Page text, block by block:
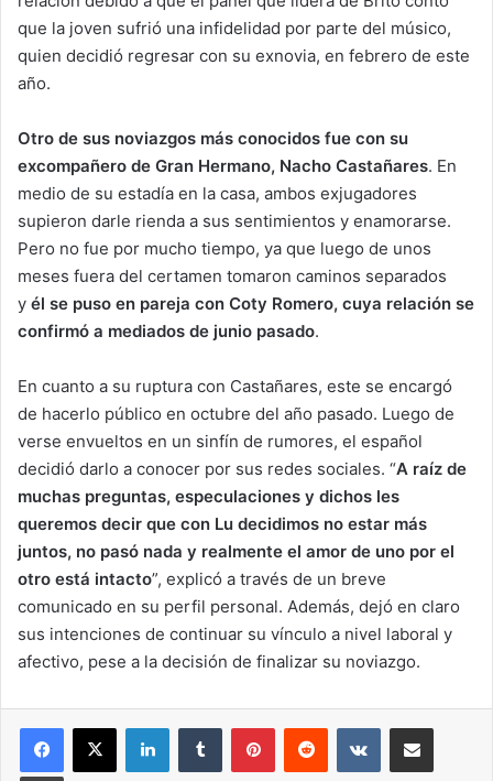
que la joven sufrió una infidelidad por parte del músico,
quien decidió regresar con su exnovia, en febrero de este
año.
Otro de sus noviazgos más conocidos fue con su
excompañero de Gran Hermano, Nacho Castañares. En
medio de su estadía en la casa, ambos exjugadores
supieron darle rienda a sus sentimientos y enamorarse.
Pero no fue por mucho tiempo, ya que luego de unos
meses fuera del certamen tomaron caminos separados
y él se puso en pareja con Coty Romero, cuya relación se
confirmó a mediados de junio pasado.
En cuanto a su ruptura con Castañares, este se encargó
de hacerlo público en octubre del año pasado. Luego de
verse envueltos en un sinfín de rumores, el español
decidió darlo a conocer por sus redes sociales. “A raíz de
muchas preguntas, especulaciones y dichos les
queremos decir que con Lu decidimos no estar más
juntos, no pasó nada y realmente el amor de uno por el
otro está intacto”, explicó a través de un breve
comunicado en su perfil personal. Además, dejó en claro
sus intenciones de continuar su vínculo a nivel laboral y
afectivo, pese a la decisión de finalizar su noviazgo.